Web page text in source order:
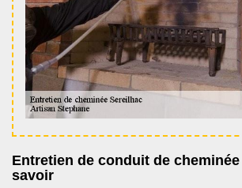
Entretien de conduit de
savoir